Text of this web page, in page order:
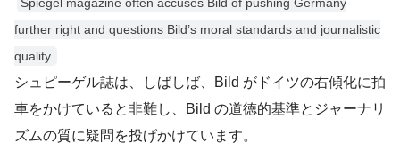
further right and questions Bild’s moral standards and journalistic
quality.
シュピーゲル誌は、しばしば、Bild がドイツの右傾化に拍
車をかけていると非難し、Bild の道徳的基準とジャーナリ
ズムの質に疑問を投げかけています。